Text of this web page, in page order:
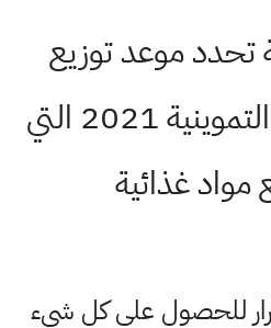
تحدد موعد توزيع
مفردات البطاقة التموينية 2021 التي
غذائية
للحصول على كل شيء